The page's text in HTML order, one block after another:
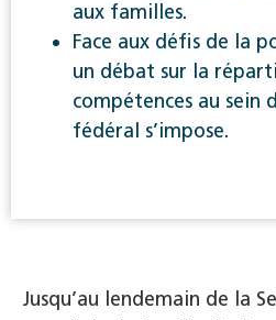
aux familles.
Face aux défis de la
un débat sur la
compétences au sein
fédéral s’impose.
Jusqu’au lendemain de la